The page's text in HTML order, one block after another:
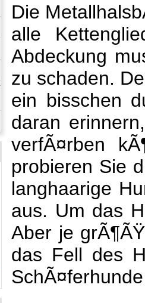
Die
alle
Abdeckung
zu schaden.
ein bisschen
daran
verfÃ¤rben
probieren Sie
langhaarige
aus. Um das
Aber je
das Fell des